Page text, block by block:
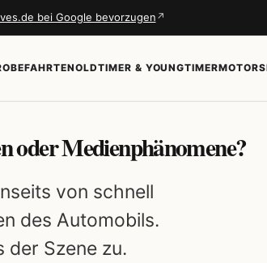
bei Google bevorzugen ↗
OLDTIMER & YOUNGTIMER
oder Medienphänomene?
von schnell
des Automobils.
der Szene zu.